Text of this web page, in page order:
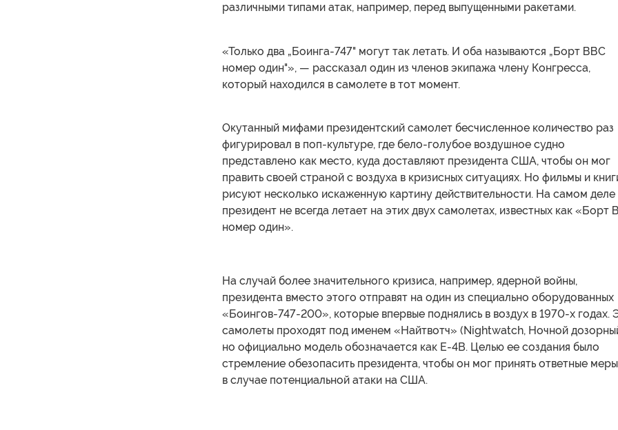
различными типами атак, например, перед выпущенными ракетами.
«Только два „Боинга-747" могут так летать. И оба называются „Борт ВВС
номер один"», — рассказал один из членов экипажа члену Конгресса,
который находился в самолете в тот момент.
Окутанный мифами президентский самолет бесчисленное количество раз
фигурировал в поп-культуре, где бело-голубое воздушное судно
представлено как место, куда доставляют президента США, чтобы он мог
править своей страной с воздуха в кризисных ситуациях. Но фильмы и
рисуют несколько искаженную картину действительности. На самом деле
президент не всегда летает на этих двух самолетах, известных как «Борт
номер один».
На случай более значительного кризиса, например, ядерной войны,
президента вместо этого отправят на один из специально оборудованных
«Боингов-747-200», которые впервые поднялись в воздух в 1970-х годах.
самолеты проходят под именем «Найтвотч» (Nightwatch, Ночной
но официально модель обозначается как E-4B. Целью ее создания было
стремление обезопасить президента, чтобы он мог принять ответные меры
в случае потенциальной атаки на США.